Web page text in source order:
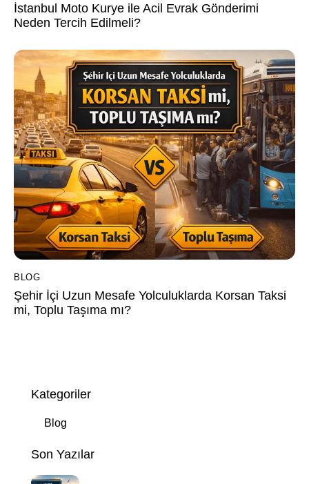
İstanbul Moto Kurye ile Acil Evrak Gönderimi
Neden Tercih Edilmeli?
BLOG
Şehir İçi Uzun Mesafe Yolculuklarda Korsan Taksi
mi, Toplu Taşıma mı?
Kategoriler
Blog
Son Yazılar